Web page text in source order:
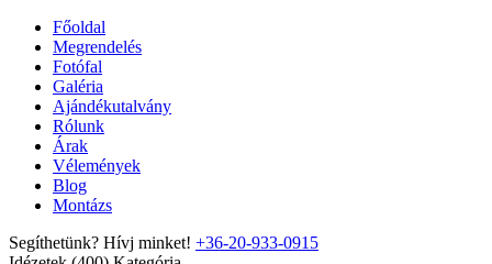
Főoldal
Megrendelés
Fotófal
Galéria
Ajándékutalvány
Rólunk
Árak
Vélemények
Blog
Montázs
Segíthetünk? Hívj minket! +36-20-933-0915